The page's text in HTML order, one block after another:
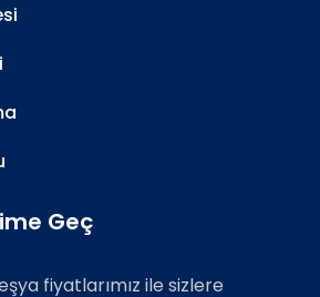
Geç
fiyatlarımız ile sizlere